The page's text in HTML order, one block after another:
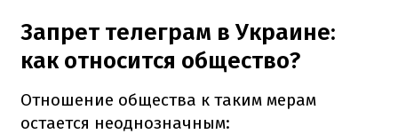
Запрет телеграм в Украине:
как относится общество?
Отношение общества к таким мерам
остается неоднозначным: